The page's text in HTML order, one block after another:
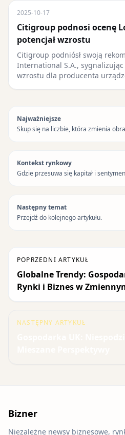
2025-10-17
Citigroup podnosi ocenę
potencjał wzrostu
Citigroup podniósł swoją
International S.A., sygnalizując
wzrostu dla producenta
Najważniejsze
Skup się na liczbie, która zmienia
Kontekst rynkowy
Gdzie przesuwa się kapitał i
Następny temat
Przejdź do kolejnego artykułu.
POPRZEDNI ARTYKUŁ
Globalne Trendy:
Rynki i Biznes w
NASTĘPNY ARTYKUŁ
Bizner
Niezależne newsy biznesowe,